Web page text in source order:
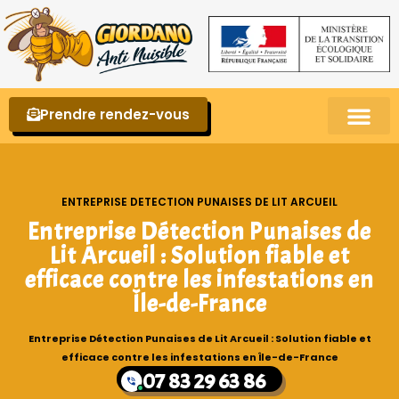
Prendre rendez-vous
ENTREPRISE DETECTION PUNAISES DE LIT ARCUEIL
Entreprise Détection Punaises de
Lit Arcueil : Solution fiable et
efficace contre les infestations en
Île-de-France
Entreprise Détection Punaises de Lit Arcueil : Solution fiable et
efficace contre les infestations en Île-de-France
07 83 29 63 86